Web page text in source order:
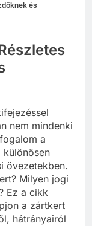
és
nem mindenki
a
különösen
övezetekben.
Milyen jogi
Ez a cikk
a zártkert
hátrányairól